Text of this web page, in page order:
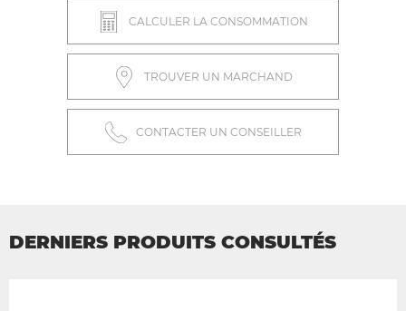
CALCULER LA CONSOMMATION
TROUVER UN MARCHAND
CONTACTER UN CONSEILLER
DERNIERS PRODUITS CONSULTÉS